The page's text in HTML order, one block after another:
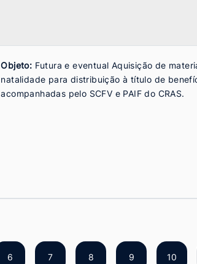
Objeto: Futura e eventual Aquisição de
natalidade para distribuição à título de
acompanhadas pelo SCFV e PAIF do CRAS.
6 7 8 9 10